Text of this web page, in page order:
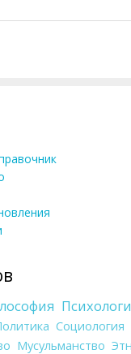
Социология
Мусульманство